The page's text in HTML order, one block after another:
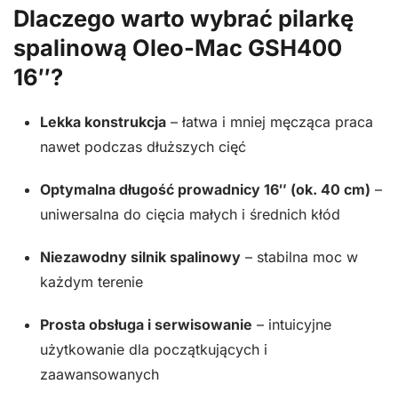
Dlaczego warto wybrać pilarkę
spalinową Oleo-Mac GSH400
16″?
Lekka konstrukcja – łatwa i mniej męcząca praca
nawet podczas dłuższych cięć
Optymalna długość prowadnicy 16″ (ok. 40 cm) –
uniwersalna do cięcia małych i średnich kłód
Niezawodny silnik spalinowy – stabilna moc w
każdym terenie
Prosta obsługa i serwisowanie – intuicyjne
użytkowanie dla początkujących i
zaawansowanych